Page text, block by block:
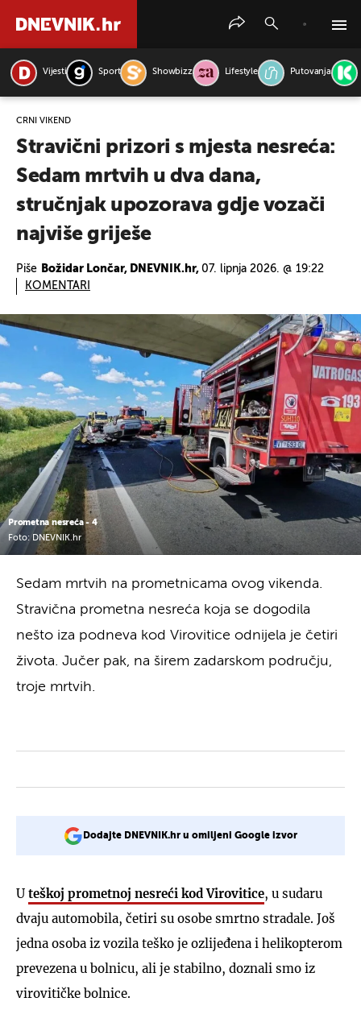
Vijesti Sport Showbizz Lifestyle Putovanja
CRNI VIKEND
Stravični prizori s mjesta nesreća:
Sedam mrtvih u dva dana,
stručnjak upozorava gdje vozači
najviše griješe
Piše Božidar Lončar, DNEVNIK.hr, 07. lipnja 2026. @ 19:22
KOMENTARI
Prometna nesreća - 4
Foto: DNEVNIK.hr
Sedam mrtvih na prometnicama ovog vikenda.
Stravična prometna nesreća koja se dogodila
nešto iza podneva kod Virovitice odnijela je četiri
života. Jučer pak, na širem zadarskom području,
troje mrtvih.
Dodajte DNEVNIK.hr u omiljeni Google izvor
U teškoj prometnoj nesreći kod Virovitice, u sudaru
dvaju automobila, četiri su osobe smrtno stradale. Još
jedna osoba iz vozila teško je ozlijeđena i helikopterom
prevezena u bolnicu, ali je stabilno, doznali smo iz
virovitičke bolnice.
PRETRAŽITE VIJESTI